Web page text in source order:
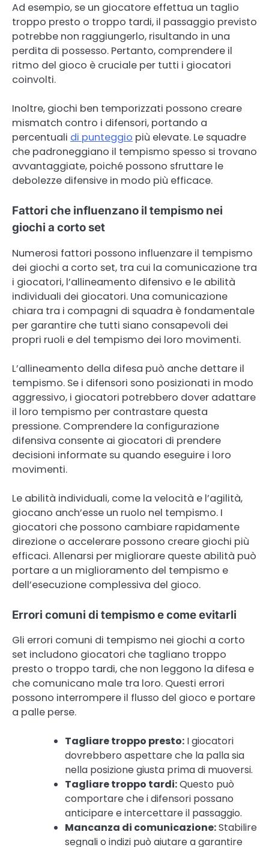
Ad esempio, se un giocatore effettua un taglio
troppo presto o troppo tardi, il passaggio previsto
potrebbe non raggiungerlo, risultando in una
perdita di possesso. Pertanto, comprendere il
ritmo del gioco è cruciale per tutti i giocatori
coinvolti.
Inoltre, giochi ben temporizzati possono creare
mismatch contro i difensori, portando a
percentuali di punteggio più elevate. Le squadre
che padroneggiano il tempismo spesso si trovano
avvantaggiate, poiché possono sfruttare le
debolezze difensive in modo più efficace.
Fattori che influenzano il tempismo nei
giochi a corto set
Numerosi fattori possono influenzare il tempismo
dei giochi a corto set, tra cui la comunicazione tra
i giocatori, l’allineamento difensivo e le abilità
individuali dei giocatori. Una comunicazione
chiara tra i compagni di squadra è fondamentale
per garantire che tutti siano consapevoli dei
propri ruoli e del tempismo dei loro movimenti.
L’allineamento della difesa può anche dettare il
tempismo. Se i difensori sono posizionati in modo
aggressivo, i giocatori potrebbero dover adattare
il loro tempismo per contrastare questa
pressione. Comprendere la configurazione
difensiva consente ai giocatori di prendere
decisioni informate su quando eseguire i loro
movimenti.
Le abilità individuali, come la velocità e l’agilità,
giocano anch’esse un ruolo nel tempismo. I
giocatori che possono cambiare rapidamente
direzione o accelerare possono creare giochi più
efficaci. Allenarsi per migliorare queste abilità può
portare a un miglioramento del tempismo e
dell’esecuzione complessiva del gioco.
Errori comuni di tempismo e come evitarli
Gli errori comuni di tempismo nei giochi a corto
set includono giocatori che tagliano troppo
presto o troppo tardi, che non leggono la difesa e
che comunicano male tra loro. Questi errori
possono interrompere il flusso del gioco e portare
a palle perse.
Tagliare troppo presto: I giocatori
dovrebbero aspettare che la palla sia
nella posizione giusta prima di muoversi.
Tagliare troppo tardi:Questo può
comportare che i difensori possano
anticipare e intercettare il passaggio.
Mancanza di comunicazione:Stabilire
segnali o indizi può aiutare a garantire